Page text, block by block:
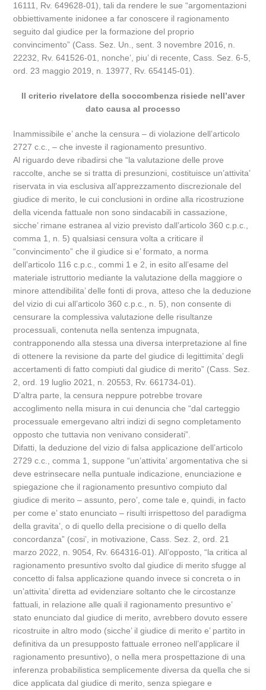
16111, Rv. 649628-01), tali da rendere le sue “argomentazioni
obbiettivamente inidonee a far conoscere il ragionamento
seguito dal giudice per la formazione del proprio
convincimento” (Cass. Sez. Un., sent. 3 novembre 2016, n.
22232, Rv. 641526-01, nonche’, piu’ di recente, Cass. Sez. 6-5,
ord. 23 maggio 2019, n. 13977, Rv. 654145-01).
Il criterio rivelatore della soccombenza risiede nell’aver
dato causa al processo
Inammissibile e’ anche la censura – di violazione dell’articolo
2727 c.c., – che investe il ragionamento presuntivo.
Al riguardo deve ribadirsi che “la valutazione delle prove
raccolte, anche se si tratta di presunzioni, costituisce un’attivita’
riservata in via esclusiva all’apprezzamento discrezionale del
giudice di merito, le cui conclusioni in ordine alla ricostruzione
della vicenda fattuale non sono sindacabili in cassazione,
sicche’ rimane estranea al vizio previsto dall’articolo 360 c.p.c.,
comma 1, n. 5) qualsiasi censura volta a criticare il
“convincimento” che il giudice si e’ formato, a norma
dell’articolo 116 c.p.c., commi 1 e 2, in esito all’esame del
materiale istruttorio mediante la valutazione della maggiore o
minore attendibilita’ delle fonti di prova, atteso che la deduzione
del vizio di cui all’articolo 360 c.p.c., n. 5), non consente di
censurare la complessiva valutazione delle risultanze
processuali, contenuta nella sentenza impugnata,
contrapponendo alla stessa una diversa interpretazione al fine
di ottenere la revisione da parte del giudice di legittimita’ degli
accertamenti di fatto compiuti dal giudice di merito” (Cass. Sez.
2, ord. 19 luglio 2021, n. 20553, Rv. 661734-01).
D’altra parte, la censura neppure potrebbe trovare
accoglimento nella misura in cui denuncia che “dal carteggio
processuale emergevano altri indizi di segno completamento
opposto che tuttavia non venivano considerati”.
Difatti, la deduzione del vizio di falsa applicazione dell’articolo
2729 c.c., comma 1, suppone “un’attivita’ argomentativa che si
deve estrinsecare nella puntuale indicazione, enunciazione e
spiegazione che il ragionamento presuntivo compiuto dal
giudice di merito – assunto, pero’, come tale e, quindi, in facto
per come e’ stato enunciato – risulti irrispettoso del paradigma
della gravita’, o di quello della precisione o di quello della
concordanza” (cosi’, in motivazione, Cass. Sez. 2, ord. 21
marzo 2022, n. 9054, Rv. 664316-01). All’opposto, “la critica al
ragionamento presuntivo svolto dal giudice di merito sfugge al
concetto di falsa applicazione quando invece si concreta o in
un’attivita’ diretta ad evidenziare soltanto che le circostanze
fattuali, in relazione alle quali il ragionamento presuntivo e’
stato enunciato dal giudice di merito, avrebbero dovuto essere
ricostruite in altro modo (sicche’ il giudice di merito e’ partito in
definitiva da un presupposto fattuale erroneo nell’applicare il
ragionamento presuntivo), o nella mera prospettazione di una
inferenza probabilistica semplicemente diversa da quella che si
dice applicata dal giudice di merito, senza spiegare e